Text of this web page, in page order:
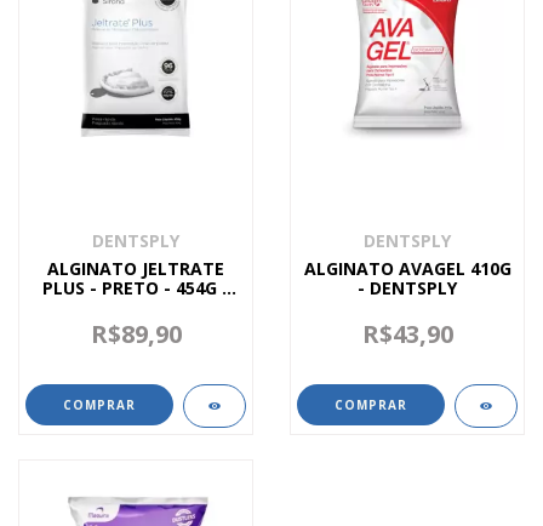
DENTSPLY
ALGINATO JELTRATE
PLUS - PRETO - 454G -
R$89,90
DENTSPLY
ALGINATO AVAGEL 410G
- DENTSPLY
R$43,90